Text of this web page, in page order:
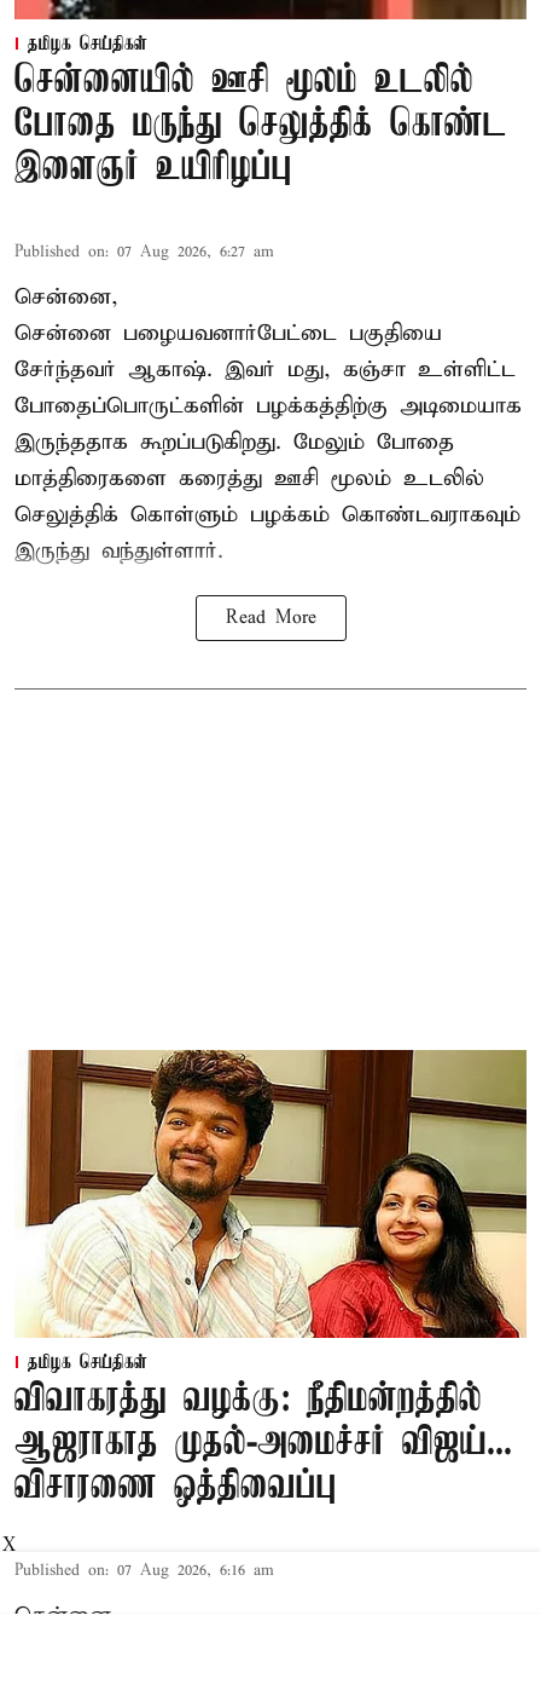
தமிழக செய்திகள்
சென்னையில் ஊசி மூலம் உடலில்
போதை மருந்து செலுத்திக் கொண்ட
இளைஞர் உயிரிழப்பு
Published on: 07 Aug 2026, 6:27 am
சென்னை,
சென்னை பழையவனார்பேட்டை பகுதியை
சேர்ந்தவர் ஆகாஷ். இவர் மது, கஞ்சா உள்ளிட்ட
போதைப்பொருட்களின் பழக்கத்திற்கு அடிமையாக
இருந்ததாக கூறப்படுகிறது. மேலும் போதை
மாத்திரைகளை கரைத்து ஊசி மூலம் உடலில்
செலுத்திக் கொள்ளும் பழக்கம் கொண்டவராகவும்
இருந்து வந்துள்ளார்.
Read More
தமிழக செய்திகள்
விவாகரத்து வழக்கு: நீதிமன்றத்தில்
ஆஜராகாத முதல்-அமைச்சர் விஜய்...
விசாரணை ஒத்திவைப்பு
Published on: 07 Aug 2026, 6:16 am
சென்னை,
X